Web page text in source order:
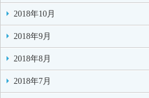
2018年10月
2018年9月
2018年8月
2018年7月